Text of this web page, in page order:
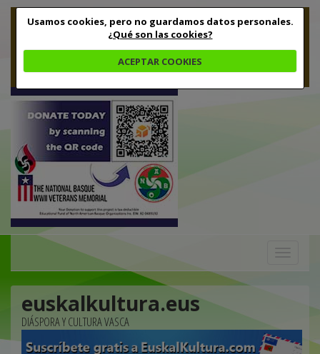
Usamos cookies, pero no guardamos datos personales.
¿Qué son las cookies?
ACEPTAR COOKIES
euskalkultura.eus
DIÁSPORA Y CULTURA VASCA